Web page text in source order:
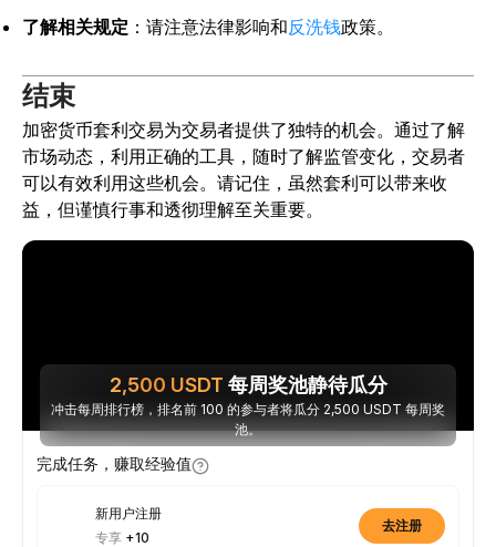
了解相关规定 ：请注意法律影响和反洗钱政策。
结束
加密货币套利交易为交易者提供了独特的机会。通过了解
市场动态，利用正确的工具，随时了解监管变化，交易者
可以有效利用这些机会。请记住，虽然套利可以带来收
益，但谨慎行事和透彻理解至关重要。
2,500 USDT 每周奖池静待瓜分
冲击每周排行榜，排名前 100 的参与者将瓜分 2,500 USDT 每周奖
池。
完成任务，赚取经验值
新用户注册
专享 +10
去注册